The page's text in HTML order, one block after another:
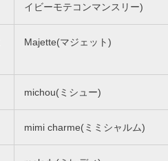
イビーモテコンマンスリー)
Majette(マジェット)
michou(ミシュー)
mimi charme(ミミシャルム)